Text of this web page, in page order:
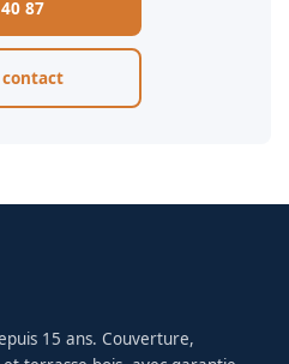
87
15 ans. Couverture,